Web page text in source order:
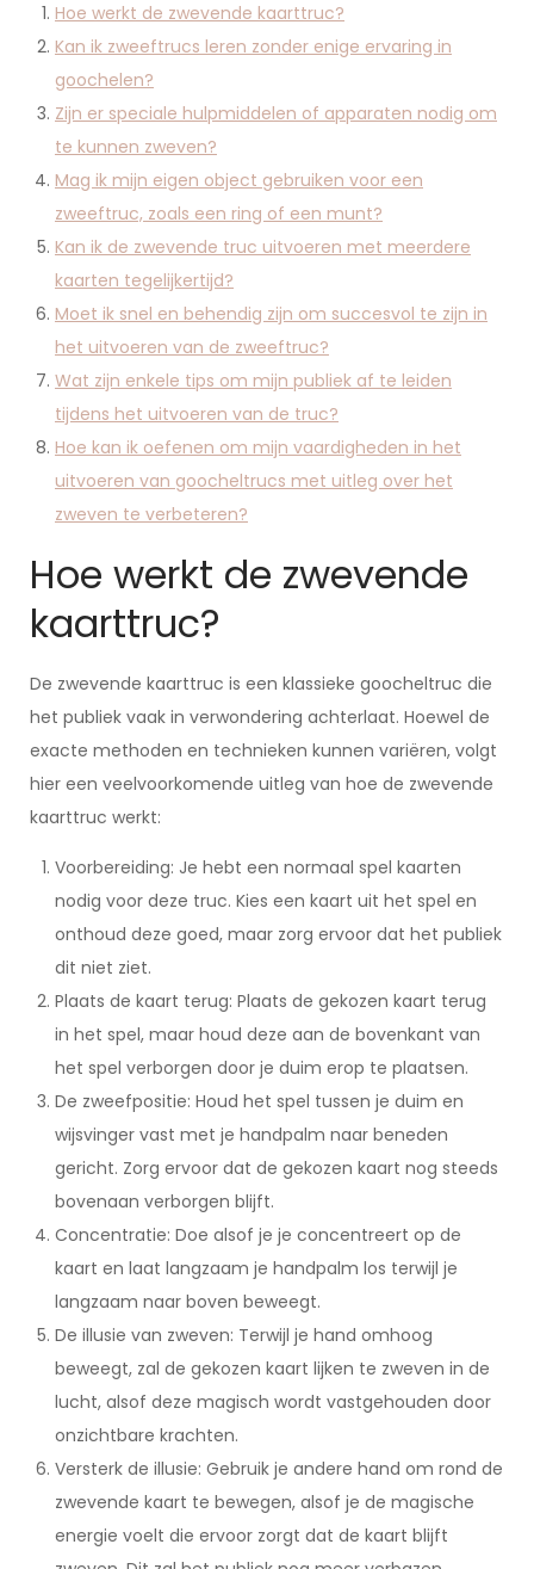
Hoe werkt de zwevende kaarttruc?
Kan ik zweeftrucs leren zonder enige ervaring in
goochelen?
Zijn er speciale hulpmiddelen of apparaten nodig om
te kunnen zweven?
Mag ik mijn eigen object gebruiken voor een
zweeftruc, zoals een ring of een munt?
Kan ik de zwevende truc uitvoeren met meerdere
kaarten tegelijkertijd?
Moet ik snel en behendig zijn om succesvol te zijn in
het uitvoeren van de zweeftruc?
Wat zijn enkele tips om mijn publiek af te leiden
tijdens het uitvoeren van de truc?
Hoe kan ik oefenen om mijn vaardigheden in het
uitvoeren van goocheltrucs met uitleg over het
zweven te verbeteren?
Hoe werkt de zwevende
kaarttruc?
De zwevende kaarttruc is een klassieke goocheltruc die
het publiek vaak in verwondering achterlaat. Hoewel de
exacte methoden en technieken kunnen variëren, volgt
hier een veelvoorkomende uitleg van hoe de zwevende
kaarttruc werkt:
Voorbereiding: Je hebt een normaal spel kaarten
nodig voor deze truc. Kies een kaart uit het spel en
onthoud deze goed, maar zorg ervoor dat het publiek
dit niet ziet.
Plaats de kaart terug: Plaats de gekozen kaart terug
in het spel, maar houd deze aan de bovenkant van
het spel verborgen door je duim erop te plaatsen.
De zweefpositie: Houd het spel tussen je duim en
wijsvinger vast met je handpalm naar beneden
gericht. Zorg ervoor dat de gekozen kaart nog steeds
bovenaan verborgen blijft.
Concentratie: Doe alsof je je concentreert op de
kaart en laat langzaam je handpalm los terwijl je
langzaam naar boven beweegt.
De illusie van zweven: Terwijl je hand omhoog
beweegt, zal de gekozen kaart lijken te zweven in de
lucht, alsof deze magisch wordt vastgehouden door
onzichtbare krachten.
Versterk de illusie: Gebruik je andere hand om rond de
zwevende kaart te bewegen, alsof je de magische
energie voelt die ervoor zorgt dat de kaart blijft